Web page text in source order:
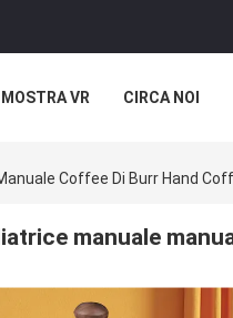
MOSTRA VR CIRCA NOI
Coffee Di Burr Hand
manuale